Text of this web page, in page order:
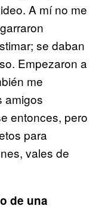
A mí no me
se daban
Empezaron a
me
amigos
entonces, pero
para
vales de
de una